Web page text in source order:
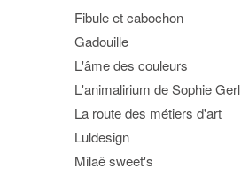
Fibule et cabochon
Gadouille
L'âme des couleurs
L'animalirium de Sophie Gerl
La route des métiers d'art
Luldesign
Milaë sweet's